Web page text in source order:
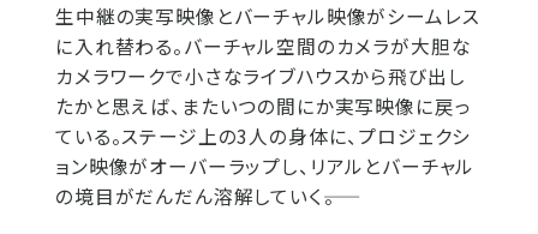
生中継の実写映像とバーチャル映像がシームレス
に入れ替わる。バーチャル空間のカメラが大胆な
カメラワークで小さなライブハウスから飛び出し
たかと思えば、またいつの間にか実写映像に戻っ
ている。ステージ上の3人の身体に、プロジェクシ
ョン映像がオーバーラップし、リアルとバーチャル
の境目がだんだん溶解していく――。